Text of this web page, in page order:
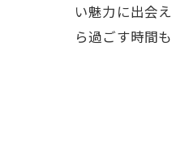
い魅力に出会
ら過ごす時間